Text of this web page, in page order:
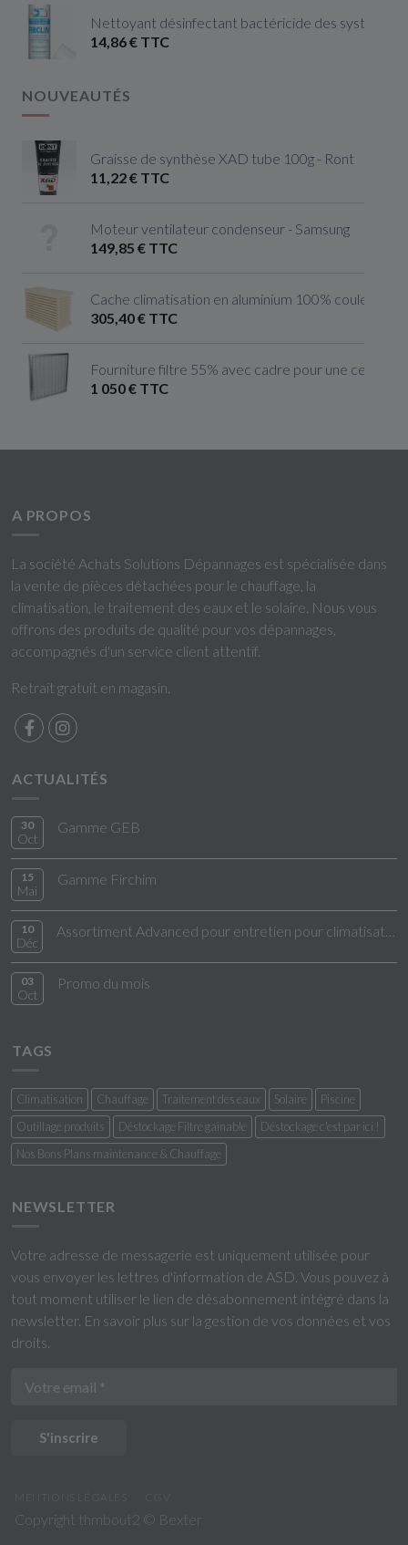
Nettoyant désinfectant bactéricide des systèmes
14,86 € TTC
NOUVEAUTÉS
Graisse de synthèse XAD tube 100g - Ront
11,22 € TTC
Moteur ventilateur condenseur - Samsung
149,85 € TTC
Cache climatisation en aluminium 100% couleur
305,40 € TTC
Fourniture filtre 55% avec cadre pour une
1 050 € TTC
A PROPOS
La société Achats Solutions Dépannages est spécialisée dans
la vente de pièces détachées pour le chauffage, la
climatisation, le traitement des eaux et le solaire. Nous vous
offrons des produits de qualité pour vos dépannages,
accompagnés d'un service client attentif.
Retrait gratuit en magasin.
ACTUALITÉS
30
Oct
Gamme GEB
15
Mai
Gamme Firchim
10
Déc
03
Oct
Promo du mois
TAGS
Climatisation Chauffage Traitement des eaux Solaire
Piscine
Outillage produits
Déstockage Filtre gainable
Déstockage c'est par ici !
Nos Bons Plans maintenance & Chauffage
NEWSLETTER
Votre adresse de messagerie est uniquement utilisée pour
vous envoyer les lettres d'information de ASD. Vous pouvez à
tout moment utiliser le lien de désabonnement intégré dans la
newsletter. En savoir plus sur la gestion de vos données et vos
droits
S'inscrire
Copyright thmbout2 © Bexter